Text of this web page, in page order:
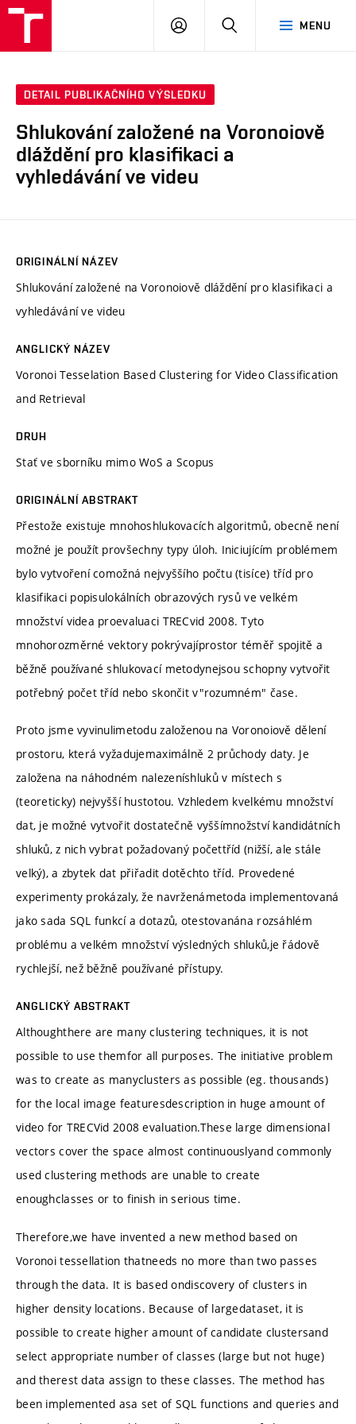
MENU
PŘIHLÁSIT
DETAIL PUBLIKAČNÍHO VÝSLEDKU
Shlukování založené na Voronoiově
dláždění pro klasifikaci a
vyhledávání ve videu
ORIGINÁLNÍ NÁZEV
Shlukování založené na Voronoiově dláždění pro klasifikaci a
vyhledávání ve videu
ANGLICKÝ NÁZEV
Voronoi Tesselation Based Clustering for Video Classification
and Retrieval
DRUH
Stať ve sborníku mimo WoS a Scopus
ORIGINÁLNÍ ABSTRAKT
Přestože existuje mnohoshlukovacích algoritmů, obecně není
možné je použít provšechny typy úloh. Iniciujícím problémem
bylo vytvoření comožná nejvyššího počtu (tisíce) tříd pro
klasifikaci popisulokálních obrazových rysů ve velkém
množství videa proevaluaci TRECvid 2008. Tyto
mnohorozměrné vektory pokrývajíprostor téměř spojitě a
běžně používané shlukovací metodynejsou schopny vytvořit
potřebný počet tříd nebo skončit v"rozumném" čase.
Proto jsme vyvinulimetodu založenou na Voronoiově dělení
prostoru, která vyžadujemaximálně 2 průchody daty. Je
založena na náhodném nalezeníshluků v místech s
(teoreticky) nejvyšší hustotou. Vzhledem kvelkému množství
dat, je možné vytvořit dostatečně vyššímnožství kandidátních
shluků, z nich vybrat požadovaný počettříd (nižší, ale stále
velký), a zbytek dat přiřadit dotěchto tříd. Provedené
experimenty prokázaly, že navrženámetoda implementovaná
jako sada SQL funkcí a dotazů, otestovanána rozsáhlém
problému a velkém množství výsledných shluků,je řádově
rychlejší, než běžně používané přístupy.
ANGLICKÝ ABSTRAKT
Althoughthere are many clustering techniques, it is not
possible to use themfor all purposes. The initiative problem
was to create as manyclusters as possible (eg. thousands)
for the local image featuresdescription in huge amount of
video for TRECVid 2008 evaluation.These large dimensional
vectors cover the space almost continuouslyand commonly
used clustering methods are unable to create
enoughclasses or to finish in serious time.
Therefore,we have invented a new method based on
Voronoi tessellation thatneeds no more than two passes
through the data. It is based ondiscovery of clusters in
higher density locations. Because of largedataset, it is
possible to create higher amount of candidate clustersand
select appropriate number of classes (large but not huge)
and therest data assign to these classes. The method has
been implemented asa set of SQL functions and queries and